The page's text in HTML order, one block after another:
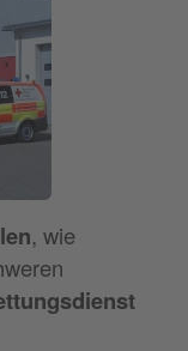
, wie